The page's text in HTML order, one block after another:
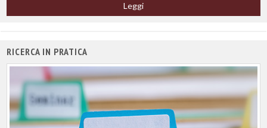
Leggi
RICERCA IN PRATICA